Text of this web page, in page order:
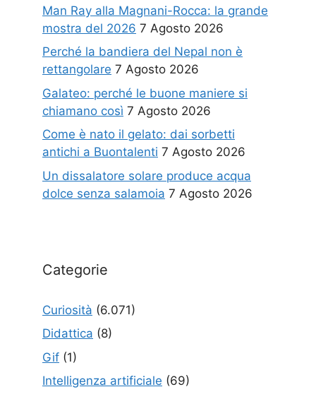
Man Ray alla Magnani-Rocca: la grande
mostra del 2026 7 Agosto 2026
Perché la bandiera del Nepal non è
rettangolare 7 Agosto 2026
Galateo: perché le buone maniere si
chiamano così 7 Agosto 2026
Come è nato il gelato: dai sorbetti
antichi a Buontalenti 7 Agosto 2026
Un dissalatore solare produce acqua
dolce senza salamoia 7 Agosto 2026
Categorie
Curiosità (6.071)
Didattica (8)
Gif (1)
Intelligenza artificiale (69)